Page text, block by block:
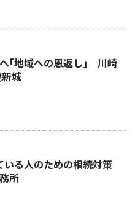
｢地域への恩返し｣ 川崎
城
いる人のための相続対策
所